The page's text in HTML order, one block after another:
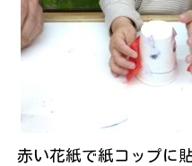
赤い花紙で紙コップに